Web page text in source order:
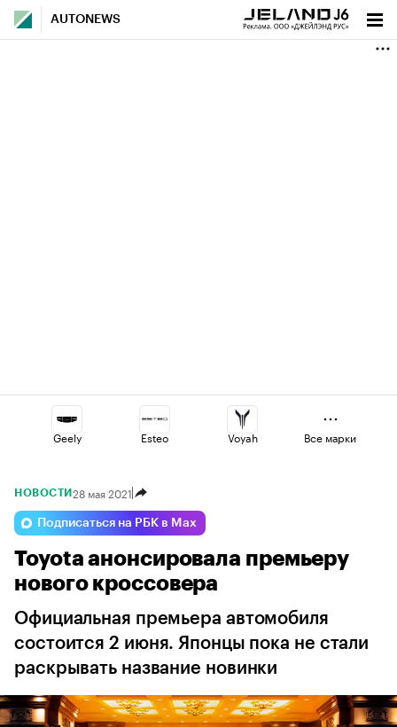
AUTONEWS
Geely Esteo Voyah
Lada Haval
Volga Jaecoo Omoda
Все марки
НОВОСТИ 28 мая 2021
Подписаться на РБК в Max
Toyota анонсировала премьеру
нового кроссовера
Официальная премьера автомобиля
состоится 2 июня. Японцы пока не стали
раскрывать название новинки